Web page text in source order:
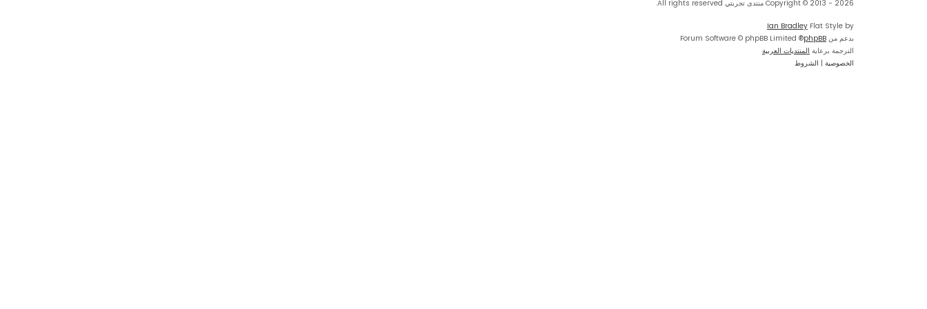
Copyright © 2013 - 2026 منتدى تجربتي All rights reserved.
Flat Style by
Ian Bradley
بدعم من phpBB
® Forum Software © phpBB Limited
الترجمة برعاية المنتديات العربية
الخصوصية | الشروط